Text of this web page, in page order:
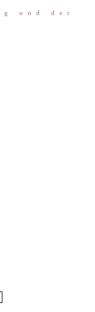
und der